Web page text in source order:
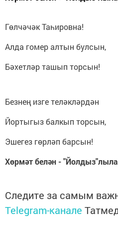
Гөлчәчәк Таһировна!
Алда гомер алтын булсын,
Бәхетләр ташып торсын!
Безнең изге теләкләрдән
Йортыгыз балкып торсын,
Эшегез гөрләп барсын!
Хөрмәт белән -
Следите за самым
Telegram-канале